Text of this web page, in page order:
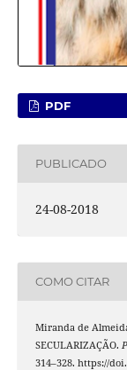
PDF
PUBLICADO
24-08-2018
COMO CITAR
Miranda de
SECULARIZAÇÃO.
314–328. https://